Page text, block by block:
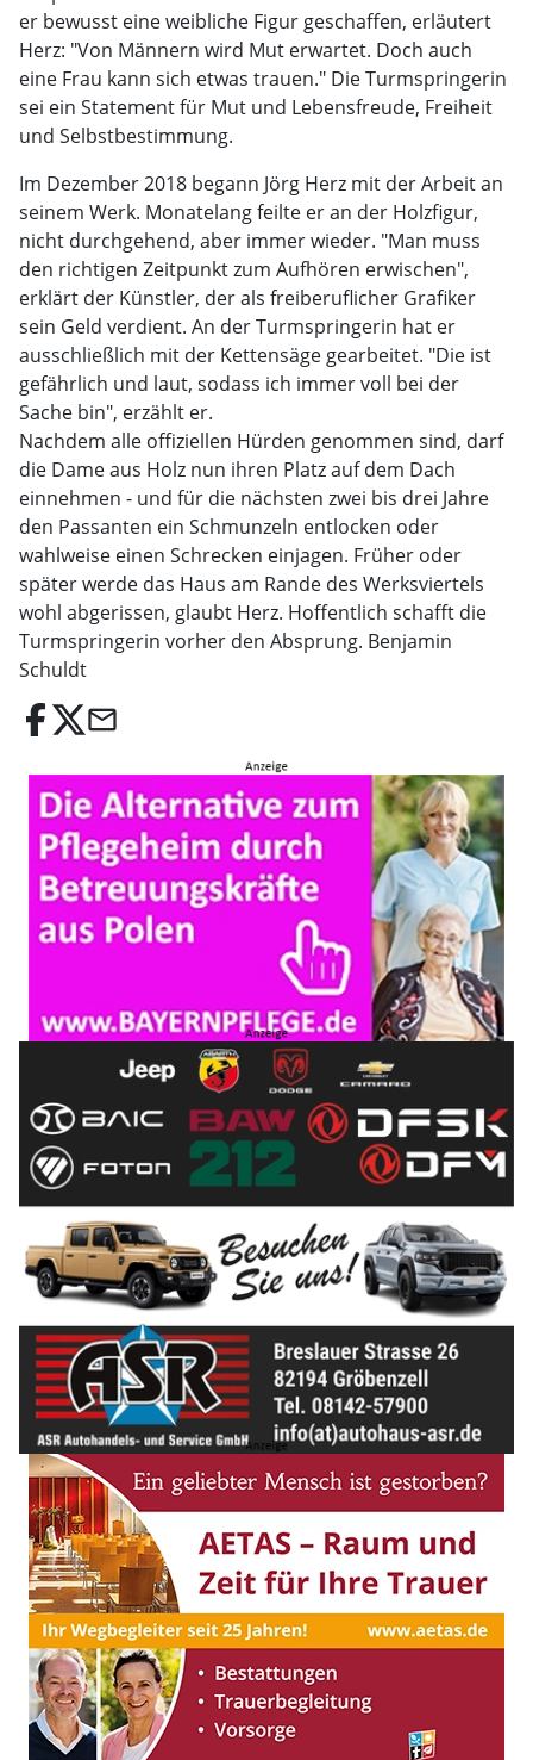
er bewusst eine weibliche Figur geschaffen, erläutert
Herz: "Von Männern wird Mut erwartet. Doch auch
eine Frau kann sich etwas trauen." Die Turmspringerin
sei ein Statement für Mut und Lebensfreude, Freiheit
und Selbstbestimmung.
Im Dezember 2018 begann Jörg Herz mit der Arbeit an
seinem Werk. Monatelang feilte er an der Holzfigur,
nicht durchgehend, aber immer wieder. "Man muss
den richtigen Zeitpunkt zum Aufhören erwischen",
erklärt der Künstler, der als freiberuflicher Grafiker
sein Geld verdient. An der Turmspringerin hat er
ausschließlich mit der Kettensäge gearbeitet. "Die ist
gefährlich und laut, sodass ich immer voll bei der
Sache bin", erzählt er.
Nachdem alle offiziellen Hürden genommen sind, darf
die Dame aus Holz nun ihren Platz auf dem Dach
einnehmen - und für die nächsten zwei bis drei Jahre
den Passanten ein Schmunzeln entlocken oder
wahlweise einen Schrecken einjagen. Früher oder
später werde das Haus am Rande des Werksviertels
wohl abgerissen, glaubt Herz. Hoffentlich schafft die
Turmspringerin vorher den Absprung. Benjamin
Schuldt
email